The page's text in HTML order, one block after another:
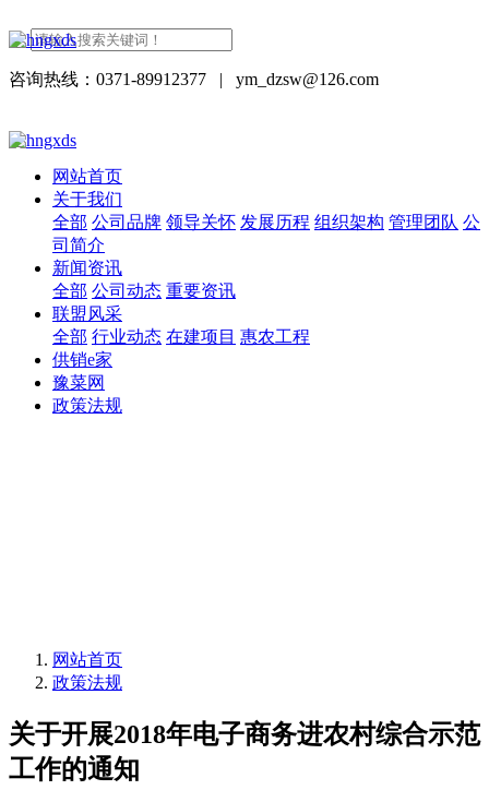
咨询热线：0371-89912377 | ym_dzsw@126.com
网站首页
关于我们
全部 公司品牌 领导关怀 发展历程 组织架构 管理团队 公
司简介
新闻资讯
全部 公司动态 重要资讯
联盟风采
全部 行业动态 在建项目 惠农工程
供销e家
豫菜网
政策法规
网站首页
政策法规
关于开展2018年电子商务进农村综合示范
工作的通知